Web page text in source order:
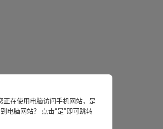
正在使用电脑访问手机网站，是
电脑网站？ 点击“是”即可跳转